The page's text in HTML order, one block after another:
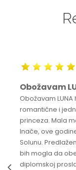
Obožavam
Obožavam
romantične i
princeza. Mala
Inače, ove
Solunu.
bih mogla da
diplomskoj